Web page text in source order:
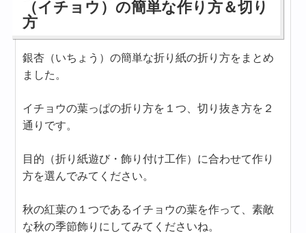
（イチョウ）の簡単な作り方＆切り
方
銀杏（いちょう）の簡単な折り紙の折り方をまとめ
ました。
イチョウの葉っぱの折り方を１つ、切り抜き方を２
通りです。
目的（折り紙遊び・飾り付け工作）に合わせて作り
方を選んでみてください。
秋の紅葉の１つであるイチョウの葉を作って、素敵
な秋の季節飾りにしてみてくださいね。